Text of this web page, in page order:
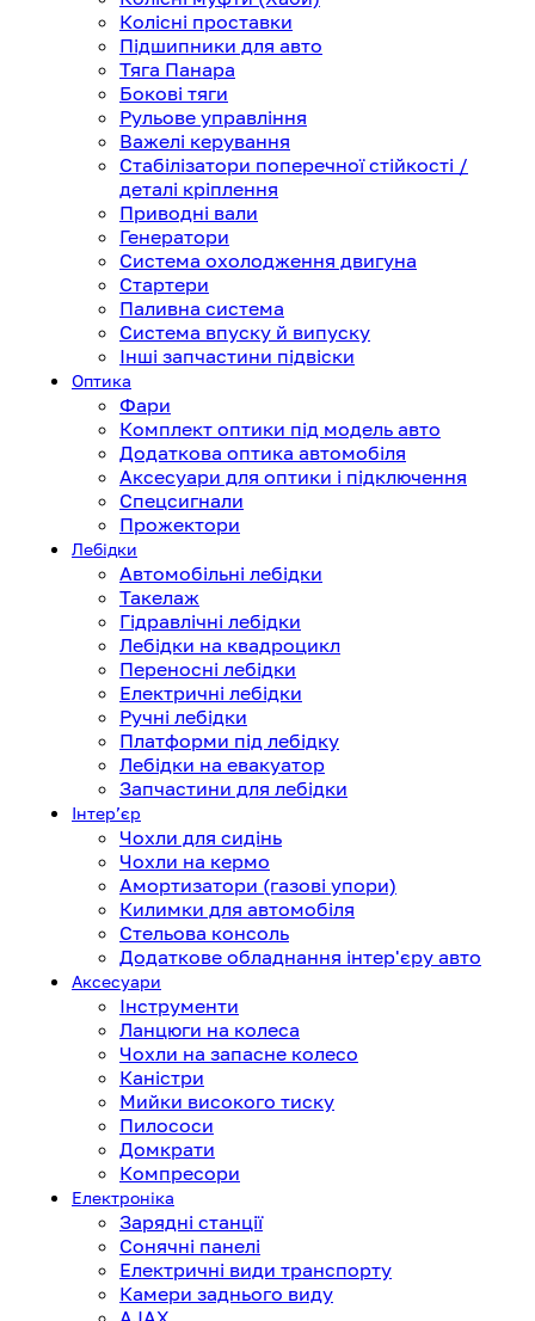
Колісні проставки
Підшипники для авто
Тяга Панара
Бокові тяги
Рульове управління
Важелі керування
Стабілізатори поперечної стійкості /
деталі кріплення
Приводні вали
Генератори
Система охолодження двигуна
Стартери
Паливна система
Система впуску й випуску
Інші запчастини підвіски
Оптика
Фари
Комплект оптики під модель авто
Додаткова оптика автомобіля
Аксесуари для оптики і підключення
Спецсигнали
Прожектори
Лебідки
Автомобільні лебідки
Такелаж
Гідравлічні лебідки
Лебідки на квадроцикл
Переносні лебідки
Електричні лебідки
Ручні лебідки
Платформи під лебідку
Лебідки на евакуатор
Запчастини для лебідки
Інтерʼєр
Чохли для сидінь
Чохли на кермо
Амортизатори (газові упори)
Килимки для автомобіля
Стельова консоль
Додаткове обладнання інтер'єру авто
Аксесуари
Інструменти
Ланцюги на колеса
Чохли на запасне колесо
Каністри
Мийки високого тиску
Пилососи
Домкрати
Компресори
Електроніка
Зарядні станції
Сонячні панелі
Електричні види транспорту
Камери заднього виду